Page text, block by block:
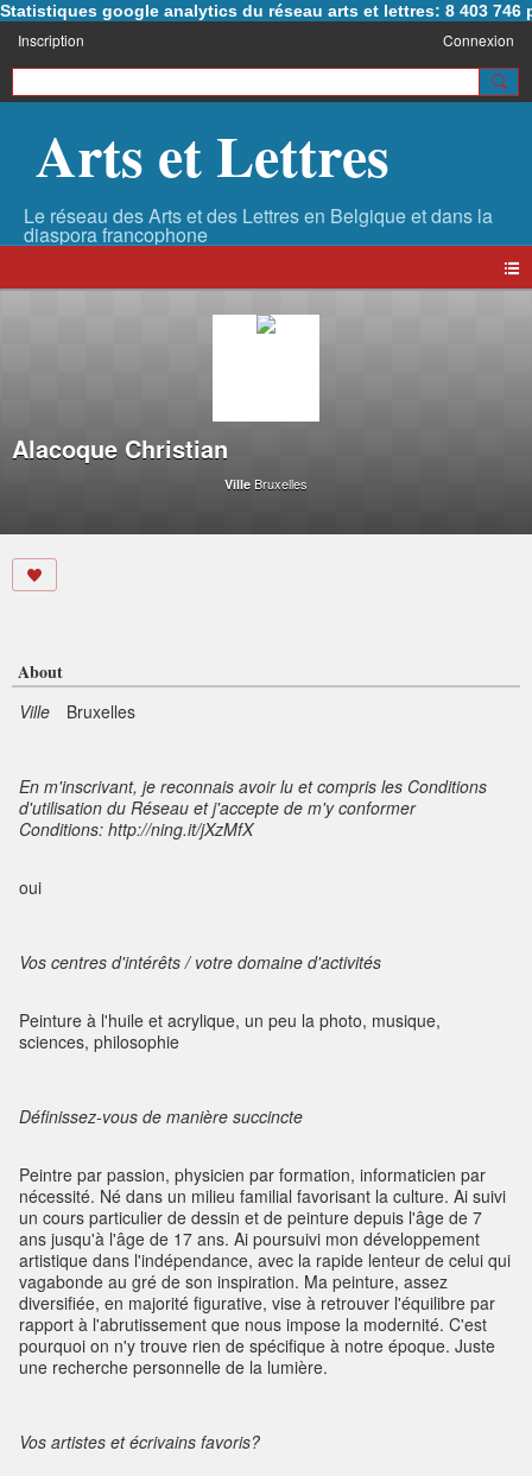
Statistiques google analytics du réseau arts et lettres: 8 403 746
Inscription Connexion
Arts et Lettres
Alacoque Christian
Ville Bruxelles
About
Ville Bruxelles
En m'inscrivant, je reconnais avoir lu et compris les Conditions
d'utilisation du Réseau et j'accepte de m'y conformer
Conditions: http://ning.it/jXzMfX
oui
Vos centres d'intérêts / votre domaine d'activités
Peinture à l'huile et acrylique, un peu la photo, musique,
sciences, philosophie
Définissez-vous de manière succincte
Peintre par passion, physicien par formation, informaticien par
nécessité. Né dans un milieu familial favorisant la culture. Ai suivi
un cours particulier de dessin et de peinture depuis l'âge de 7
ans jusqu'à l'âge de 17 ans. Ai poursuivi mon développement
artistique dans l'indépendance, avec la rapide lenteur de celui qui
vagabonde au gré de son inspiration. Ma peinture, assez
diversifiée, en majorité figurative, vise à retrouver l'équilibre par
rapport à l'abrutissement que nous impose la modernité. C'est
pourquoi on n'y trouve rien de spécifique à notre époque. Juste
une recherche personnelle de la lumière.
Vos artistes et écrivains favoris?